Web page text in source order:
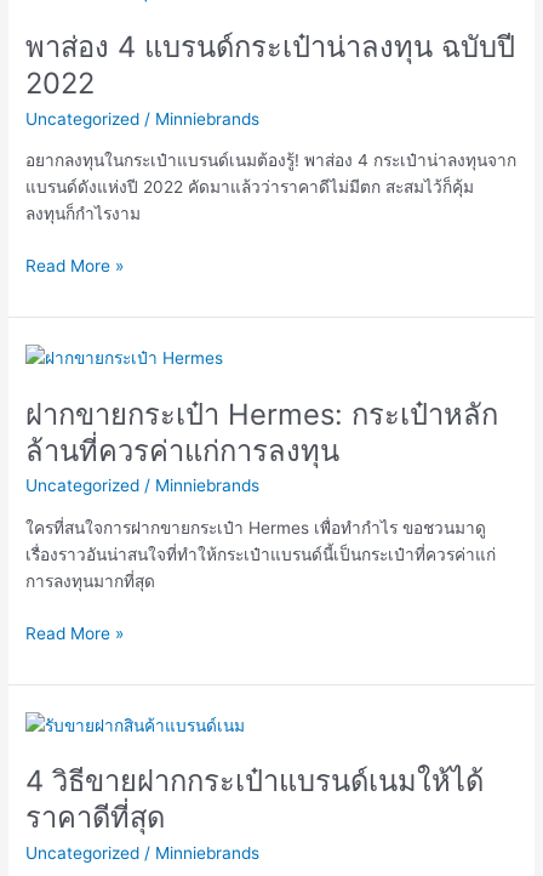
พาส่อง 4 แบรนด์กระเป๋าน่าลงทุน ฉบับปี
2022
Uncategorized / Minniebrands
อยากลงทุนในกระเป๋าแบรนด์เนมต้องรู้! พาส่อง 4 กระเป๋าน่าลงทุนจาก
แบรนด์ดังแห่งปี 2022 คัดมาแล้วว่าราคาดีไม่มีตก สะสมไว้ก็คุ้ม
ลงทุนก็กำไรงาม
4
แบรนด์
กระเป๋า
น่า
2022
Read More »
ฝากขายกระเป๋า Hermes: กระเป๋าหลัก
ล้านที่ควรค่าแก่การลงทุน
Uncategorized / Minniebrands
ใครที่สนใจการฝากขายกระเป๋า Hermes เพื่อทำกำไร ขอชวนมาดู
เรื่องราวอันน่าสนใจที่ทำให้กระเป๋าแบรนด์นี้เป็นกระเป๋าที่ควรค่าแก่
การลงทุนมากที่สุด
ฝาก
กระเป๋า
Hermes:
กระเป๋า
หลัก
ล้าน
ที่
Read More »
4 วิธีขายฝากกระเป๋าแบรนด์เนมให้ได้
ราคาดีที่สุด
Uncategorized / Minniebrands
4
ขาย
กระเป๋า
แบ